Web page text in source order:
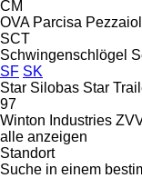
CM
OVA Parcisa
SCT
Schwingenschlögel
SF SK
Star Silobas Star
97
Winton Industries
alle anzeigen
Standort
Suche in einem